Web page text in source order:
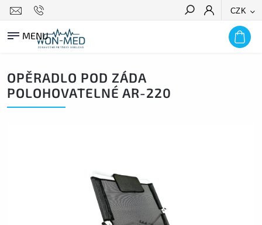
CZK
HLEDAT
OPĚRADLO POD ZÁDA
POLOHOVATELNÉ AR-220